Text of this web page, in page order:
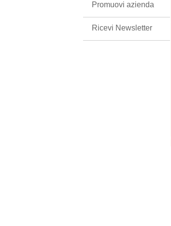
Promuovi azienda
Ricevi Newsletter